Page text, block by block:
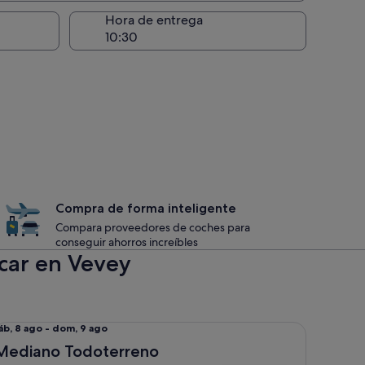
Hora de entrega
Compra de forma inteligente
Compara proveedores de coches para
conseguir ahorros increíbles
en Vevey
8 ago - dom, 9 ago
Todoterreno